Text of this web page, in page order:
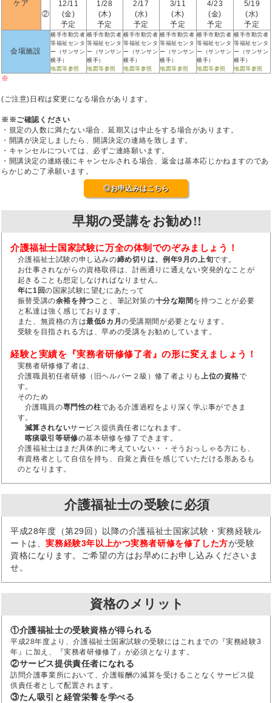
ケア
②
12/11
(金)
予定
1/28
(木)
予定
2/17
(水)
予定
3/11
(木)
予定
4/23
(金)
予定
5/19
(水)
予定
会場施設
横手市勤労者
等福祉センタ
ー（サンサン
横手）
地図等参照
横手市勤労者
等福祉センタ
ー（サンサン
横手）
地図等参照
横手市勤労者
等福祉センタ
ー（サンサン
横手）
地図等参照
横手市勤労者
等福祉センタ
ー（サンサン
横手）
地図等参照
横手市勤労者
等福祉センタ
ー（サンサン
横手）
地図等参照
横手市勤労者
等福祉センタ
ー（サンサン
横手）
地図等参照
※
(ご注意)日程は変更になる場合があります。
※※ご確認ください
・規定の人数に満たない場合、延期又は中止をする場合があります。
・開講が決定しましたら、開講決定の連絡を致します。
・キャンセルについては、必ずご連絡願います。
・開講決定の連絡後にキャンセルされる場合、返金は基本応じかねますのであ
らかじめご了承願います。
◎お申込みはこちら
早期の受講をお勧め!!
介護福祉士国家試験に万全の体制でのぞみましょう！
介護福祉士試験の申し込みの締め切りは、例年9月の上旬です。
お仕事されながらの資格取得は、計画通りに通えない突発的なことが
起きることも想定しなければなりません。
年に1回の国家試験に望むにあたって
振替受講の余裕を持つこと、筆記対策の十分な期間を持つことが必要
と私達は強く感じております。
また、無資格の方は最低6カ月の受講期間が必要となります。
受験を目指される方は、早めの受講をお勧めしています。
経験と実績を『実務者研修修了者』の形に変えましょう！
実務者研修修了者は、
介護職員初任者研修（旧ヘルパー２級）修了者よりも上位の資格で
す。
そのため
介護職員の専門性の柱である介護過程をより深く学ぶ事ができま
す。
減算されないサービス提供責任者になれます。
喀痰吸引等研修の基本研修を修了できます。
介護福祉士はまだ具体的に考えていない・・そうおっしゃる方にも、
有資格者として自信を持ち、自覚と責任を感じていただける形あるも
のとなります。
介護福祉士の受験に必須
平成28年度（第29回）以降の介護福祉士国家試験・実務経験ル
ートは、実務経験3年以上かつ実務者研修を修了した方が受験
資格になります。ご希望の方はお早めにお申し込みくださいま
せ。
資格のメリット
①介護福祉士の受験資格が得られる
平成28年度より、介護福祉士国家試験の受験にはこれまでの『実務経験3
年』に加え、『実務者研修修了』が必須となります。
②サービス提供責任者になれる
訪問介護事業所において、介護報酬の減算を受けることなくサービス提
供責任者として配置されます。
③たん吸引と経管栄養を学べる